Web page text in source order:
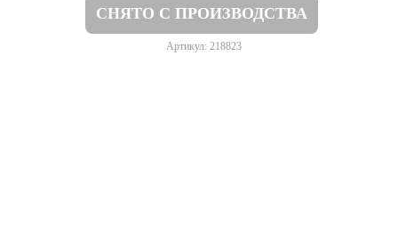
СНЯТО С ПРОИЗВОДСТВА
Артикул: 218823